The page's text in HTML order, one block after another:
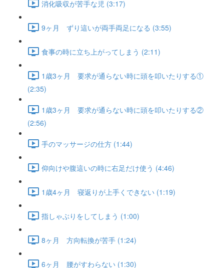
消化吸収が苦手な児 (3:17)
9ヶ月 ずり這いが両手両足になる (3:55)
食事の時に立ち上がってしまう (2:11)
1歳3ヶ月 要求が通らない時に頭を叩いたりする①
(2:35)
1歳3ヶ月 要求が通らない時に頭を叩いたりする②
(2:56)
手のマッサージの仕方 (1:44)
仰向けや腹這いの時に右足だけ使う (4:46)
1歳4ヶ月 寝返りが上手くできない (1:19)
指しゃぶりをしてしまう (1:00)
8ヶ月 方向転換が苦手 (1:24)
6ヶ月 腰がすわらない (1:30)